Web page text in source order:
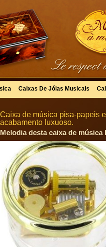
Caixas De Jóias Musicais
Caixa de música pisa-papeis
acabamento luxuoso.
Melodia desta caixa de